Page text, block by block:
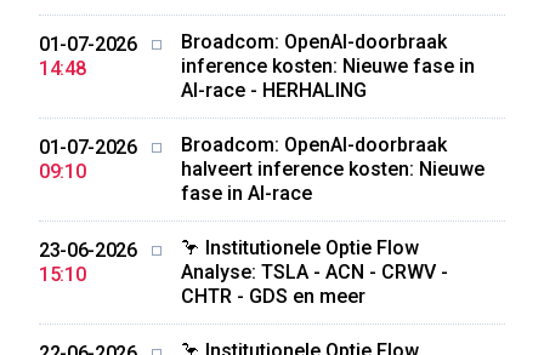
01-07-2026
14:48
Broadcom: OpenAI-doorbraak
inference kosten: Nieuwe fase in
AI-race - HERHALING
01-07-2026
09:10
Broadcom: OpenAI-doorbraak
halveert inference kosten: Nieuwe
fase in AI-race
23-06-2026
15:10
🦩 Institutionele Optie Flow
Analyse: TSLA - ACN - CRWV -
CHTR - GDS en meer